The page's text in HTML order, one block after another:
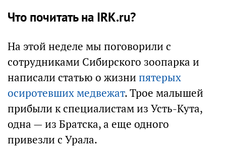
Что почитать на IRK.ru?
На этой неделе мы поговорили с
сотрудниками Сибирского зоопарка и
написали статью о жизни пятерых
осиротевших медвежат. Трое малышей
прибыли к специалистам из Усть-Кута,
одна — из Братска, а еще одного
привезли с Урала.